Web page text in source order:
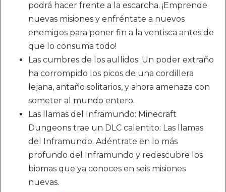
podrá hacer frente a la escarcha. ¡Emprende
nuevas misiones y enfréntate a nuevos
enemigos para poner fin a la ventisca antes de
que lo consuma todo!
Las cumbres de los aullidos: Un poder extraño
ha corrompido los picos de una cordillera
lejana, antaño solitarios, y ahora amenaza con
someter al mundo entero.
Las llamas del Inframundo: Minecraft
Dungeons trae un DLC calentito: Las llamas
del Inframundo. Adéntrate en lo más
profundo del Inframundo y redescubre los
biomas que ya conoces en seis misiones
nuevas.